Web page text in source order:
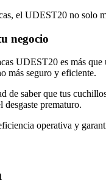
el UDEST20 no solo
negocio
UDEST20 es más
más seguro y eficiente.
de saber que tus
prematuro.
operativa y